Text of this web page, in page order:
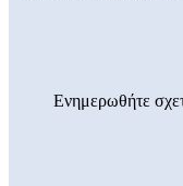
Ενημερωθήτε